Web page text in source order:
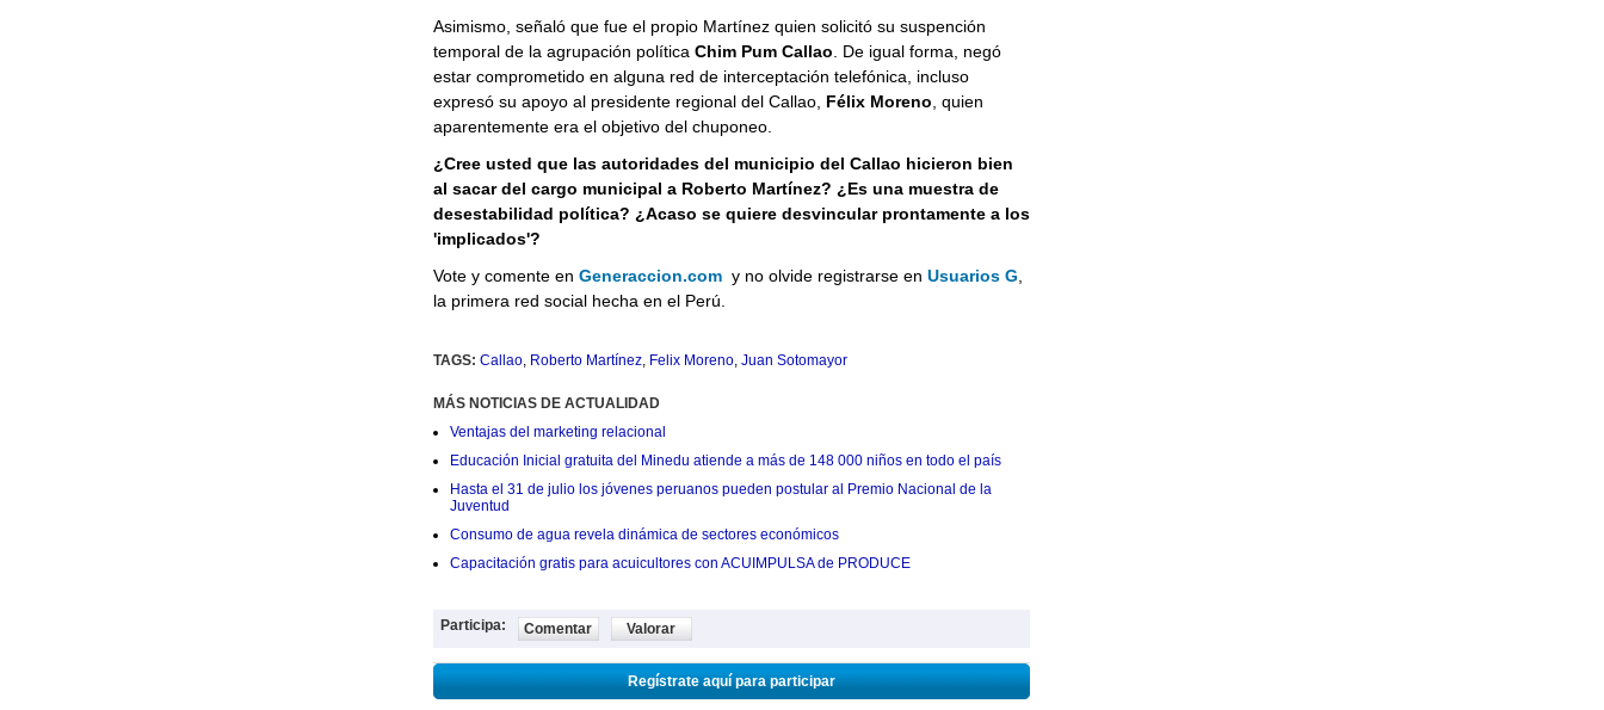
Asimismo, señaló que fue el propio Martínez quien solicitó su suspención
temporal de la agrupación política Chim Pum Callao . De igual forma, negó
estar comprometido en alguna red de interceptación telefónica, incluso
expresó su apoyo al presidente regional del Callao, Félix Moreno , quien
aparentemente era el objetivo del chuponeo.
¿Cree usted que las autoridades del municipio del Callao hicieron bien
al sacar del cargo municipal a Roberto Martínez? ¿Es una muestra de
desestabilidad política? ¿Acaso se quiere desvincular prontamente a los
'implicados'?
Vote y comente en Generaccion.com y no olvide registrarse en Usuarios G
la primera red social hecha en el Perú.
TAGS: Callao, Roberto Martínez, Felix Moreno, Juan Sotomayor
MÁS NOTICIAS DE ACTUALIDAD
Ventajas del marketing relacional
Educación Inicial gratuita del Minedu atiende a más de 148 000 niños en todo el país
Hasta el 31 de julio los jóvenes peruanos pueden postular al Premio Nacional de la
Juventud
Consumo de agua revela dinámica de sectores económicos
Capacitación gratis para acuicultores con ACUIMPULSA de PRODUCE
Participa: Comentar Valorar
Regístrate aquí para participar